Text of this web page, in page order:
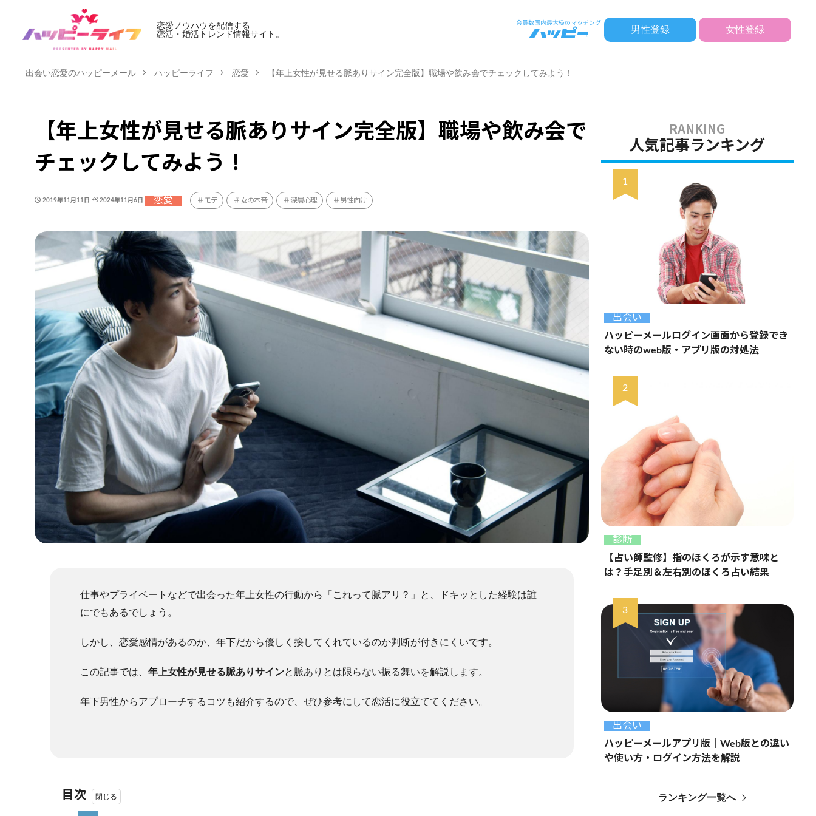
恋愛ノウハウを配信する
恋活・婚活トレンド情報サイト。
男性登録 女性登録
出会い恋愛のハッピーメール ハッピーライフ 恋愛 【年上女性が見せる脈ありサイン完全版】職場や飲み会でチェックしてみよう！
【年上女性が見せる脈ありサイン完全版】職場や飲み会で
チェックしてみよう！
2019年11月11日 2024年11月6日 恋愛 モテ 女の本音 深層心理 男性向け
仕事やプライベートなどで出会った年上女性の行動から「これって脈アリ？」と、ドキッとした経験は誰
にでもあるでしょう。
しかし、恋愛感情があるのか、年下だから優しく接してくれているのか判断が付きにくいです。
この記事では、 年上女性が見せる脈ありサインと脈ありとは限らない振る舞いを解説します。
年下男性からアプローチするコツも紹介するので、ぜひ参考にして恋活に役立ててください。
目次
人気記事ランキング
出会い
ハッピーメールログイン画面から登録でき
ない時のweb版・アプリ版の対処法
診断
【占い師監修】指のほくろが示す意味と
は？手足別＆左右別のほくろ占い結果
出会い
ハッピーメールアプリ版｜Web版との違い
や使い方・ログイン方法を解説
ランキング一覧へ